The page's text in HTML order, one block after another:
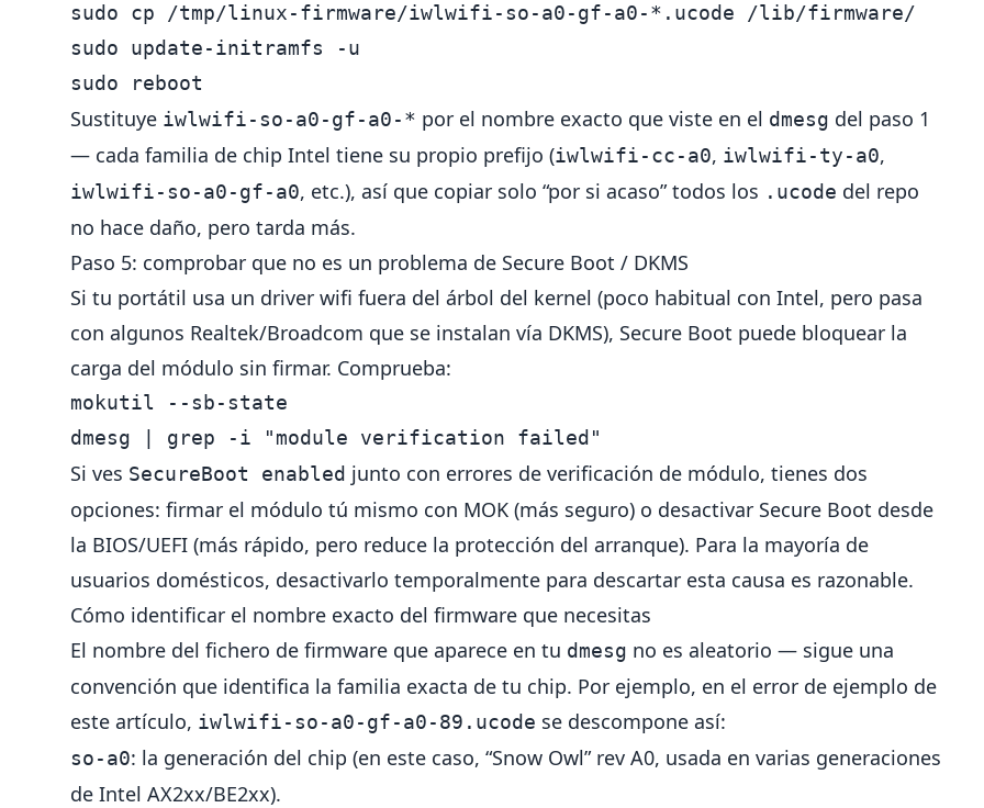
sudo cp /tmp/linux-firmware/iwlwifi-so-a0-gf-a0-*
sudo update-initramfs
-u
sudo
Sustituye iwlwifi-so-a0-gf-a0-* por el nombre exacto que viste en el dmesg del paso 1
— cada familia de chip Intel tiene su propio prefijo (iwlwifi-cc-a0, iwlwifi-ty-a0,
iwlwifi-so-a0-gf-a0, etc.), así que copiar solo “por si acaso” todos los .ucode del repo
no hace daño, pero tarda más.
Paso 5: comprobar que no es un problema de Secure Boot / DKMS
Si tu portátil usa un driver wifi fuera del árbol del kernel (poco habitual con Intel, pero pasa
con algunos Realtek/Broadcom que se instalan vía DKMS), Secure Boot puede bloquear la
carga del módulo sin firmar. Comprueba:
mokutil
--sb-state
dmesg | grep -i "module verification failed"
Si ves SecureBoot enabled junto con errores de verificación de módulo, tienes dos
opciones: firmar el módulo tú mismo con MOK (más seguro) o desactivar Secure Boot desde
la BIOS/UEFI (más rápido, pero reduce la protección del arranque). Para la mayoría de
usuarios domésticos, desactivarlo temporalmente para descartar esta causa es razonable.
Cómo identificar el nombre exacto del firmware que necesitas
El nombre del fichero de firmware que aparece en tu dmesg no es aleatorio — sigue una
convención que identifica la familia exacta de tu chip. Por ejemplo, en el error de ejemplo de
este artículo, iwlwifi-so-a0-gf-a0-89.ucode se descompone así:
so-a0: la generación del chip (en este caso, “Snow Owl” rev A0, usada en varias generaciones
de Intel AX2xx/BE2xx).